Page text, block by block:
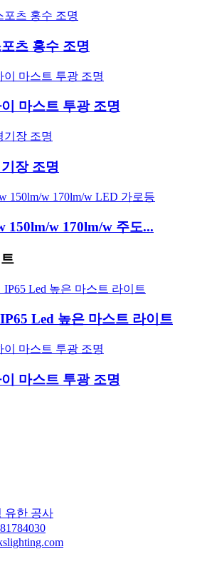
츠 홍수 조명
마스트 투광 조명
장 조명
150lm/w 170lm/w 주도...
Led 높은 마스트 라이트
마스트 투광 조명
유한 공사